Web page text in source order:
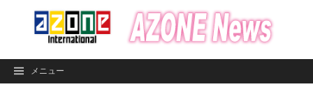
ン
メニュー